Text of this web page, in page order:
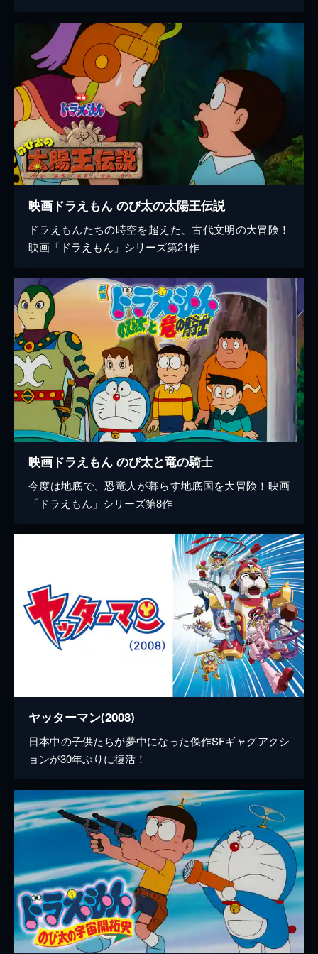
映画ドラえもん のび太の太陽王伝説
ドラえもんたちの時空を超えた、古代文明の大冒険！
映画「ドラえもん」シリーズ第21作
映画ドラえもん のび太と竜の騎士
今度は地底で、恐竜人が暮らす地底国を大冒険！映画
「ドラえもん」シリーズ第8作
ヤッターマン(2008)
日本中の子供たちが夢中になった傑作SFギャグアクシ
ョンが30年ぶりに復活！